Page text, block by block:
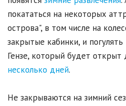
покататься на некоторых
острова", в том числе на
закрытые кабинки, и
Гензе, который будет открыт
несколько дней.
Не закрываются на зимний